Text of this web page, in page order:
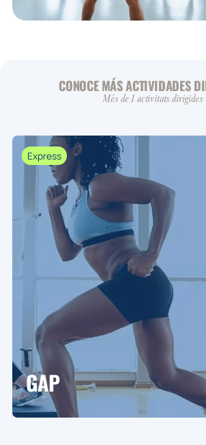
CONOCE MÁS ACTIVIDADES
Més de 1 activitats dirigides
Express
GAP